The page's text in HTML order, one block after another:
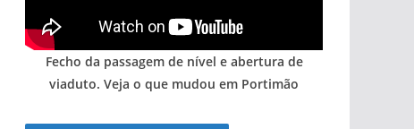
Fecho da passagem de nível e abertura de
viaduto. Veja o que mudou em Portimão